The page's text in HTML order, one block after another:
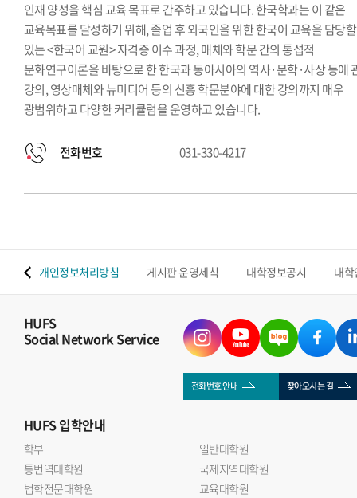
인재 양성을 핵심 교육 목표로 간주하고 있습니다. 한국학과는 이 같은
교육목표를 달성하기 위해, 졸업 후 외국인을 위한 한국어 교육을 담당
있는 <한국어 교원> 자격증 이수 과정, 매체와 학문 간의 통섭적
문화연구이론을 바탕으로 한 한국과 동아시아의 역사·문학·사상 등에
강의, 영상매체와 뉴미디어 등의 신흥 학문분야에 대한 강의까지 매우
광범위하고 다양한 커리큘럼을 운영하고 있습니다.
전화번호 031-330-4217
개인정보처리방침 게시판 운영세칙 대학정보공시 대
HUFS
Social Network Service
전화번호 안내 찾아오시는 길
HUFS입학안내
학부
일반대학원
통번역대학원
국제지역대학원
법학전문대학원
교육대학원